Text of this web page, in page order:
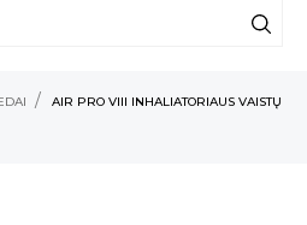
AIR PRO VIII INHALIATORIAUS VAISTŲ